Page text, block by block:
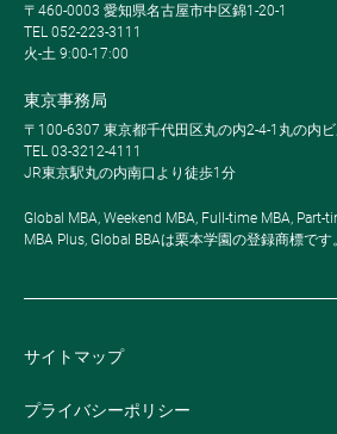
〒460-0003 愛知県名古屋市中区錦1-20-1
TEL 052-223-3111
火-土 9:00-17:00
東京事務局
〒100-6307 東京都千代田区丸の内2-4-1丸の内
TEL 03-3212-4111
JR東京駅丸の内南口より徒歩1分
Global MBA, Weekend MBA, Full-time MBA, Part-
MBA Plus, Global BBAは栗本学園の登録商標です。
サイトマップ
プライバシーポリシー